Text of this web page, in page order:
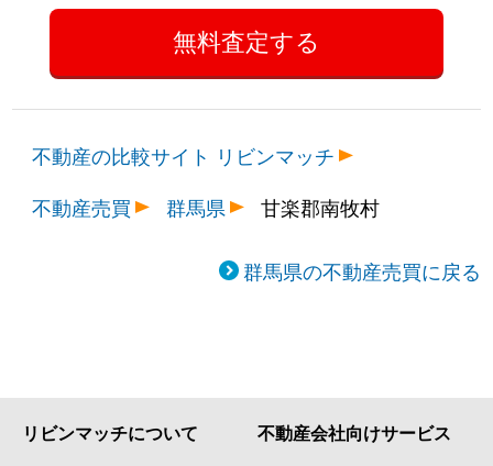
不動産の比較サイト リビンマッチ
不動産売買
群馬県 甘楽郡南牧村
群馬県の不動産売買に戻る
リビンマッチについて 不動産会社向けサービス